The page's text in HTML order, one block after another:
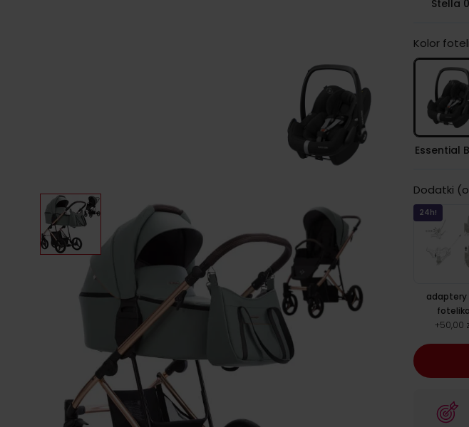
Stella
Kolor
Essential
Dodatki
24h!
adaptery
fotelika
+50,00